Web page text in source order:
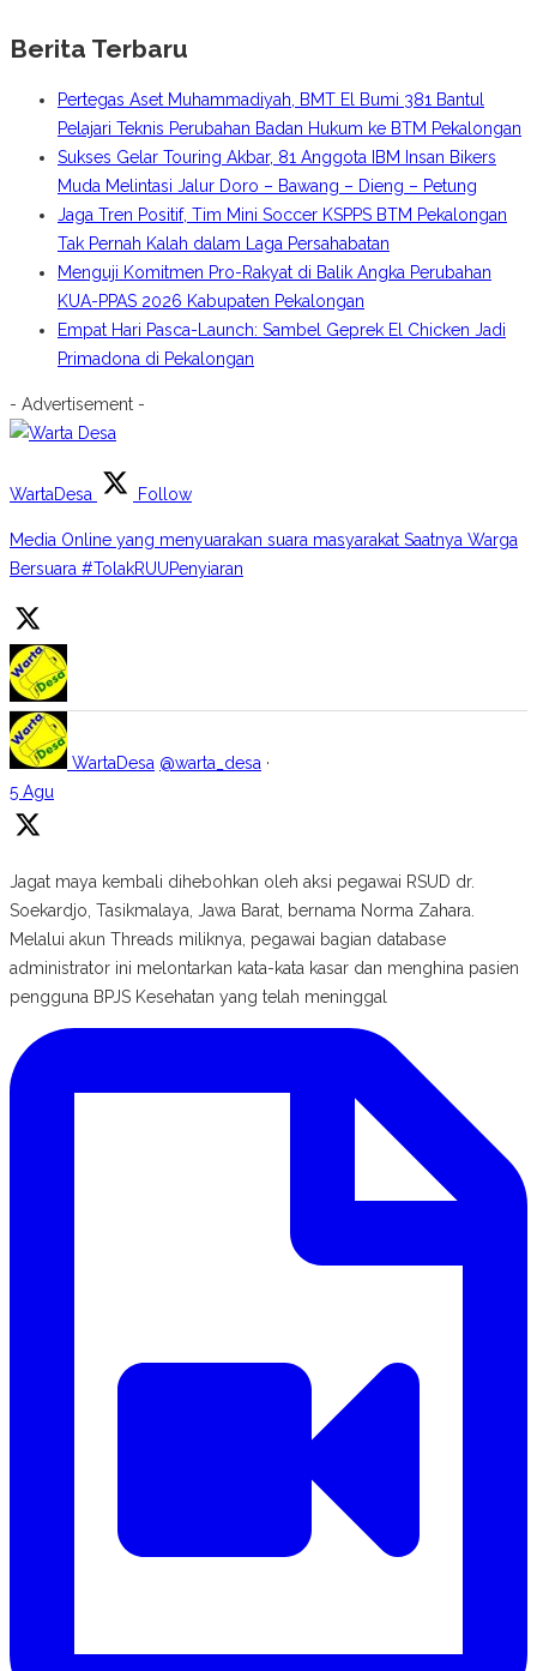
Berita Terbaru
Pertegas Aset Muhammadiyah, BMT El Bumi 381 Bantul
Pelajari Teknis Perubahan Badan Hukum ke BTM Pekalongan
Sukses Gelar Touring Akbar, 81 Anggota IBM Insan Bikers
Muda Melintasi Jalur Doro – Bawang – Dieng – Petung
Jaga Tren Positif, Tim Mini Soccer KSPPS BTM Pekalongan
Tak Pernah Kalah dalam Laga Persahabatan
Menguji Komitmen Pro-Rakyat di Balik Angka Perubahan
KUA-PPAS 2026 Kabupaten Pekalongan
Empat Hari Pasca-Launch: Sambel Geprek El Chicken Jadi
Primadona di Pekalongan
- Advertisement -
WartaDesa Follow
Media Online yang menyuarakan suara masyarakat Saatnya Warga
Bersuara #TolakRUUPenyiaran
WartaDesa @warta_desa ·
5 Agu
Jagat maya kembali dihebohkan oleh aksi pegawai RSUD dr.
Soekardjo, Tasikmalaya, Jawa Barat, bernama Norma Zahara.
Melalui akun Threads miliknya, pegawai bagian database
administrator ini melontarkan kata-kata kasar dan menghina pasien
pengguna BPJS Kesehatan yang telah meninggal